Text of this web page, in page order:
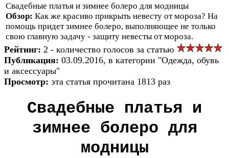
Свадебные платья и зимнее болеро для модницы
Обзор: Как же красиво прикрыть невесту от мороза? На
помощь придет зимнее болеро, выполняющее не только
свою главную задачу - защиту невесты от мороза.
Рейтинг: 2 - количество голосов за статью
Публикация: 03.09.2016, в категории "Одежда, обувь
и аксессуары"
Просмотр: эта статья прочитана 1813 раз
Свадебные платья и
зимнее болеро для
модницы